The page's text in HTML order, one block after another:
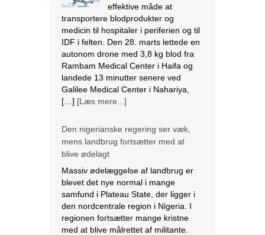
effektive måde at
transportere blodprodukter og
medicin til hospitaler i periferien og til
IDF i felten. Den 28. marts lettede en
autonom drone med 3,8 kg blod fra
Rambam Medical Center i Haifa og
landede 13 minutter senere ved
Galilee Medical Center i Nahariya,
[…] [Læs mere...]
Den nigerianske regering ser væk,
mens landbrug fortsætter med at
blive ødelagt
Massiv ødelæggelse af landbrug er
blevet det nye normal i mange
samfund i Plateau State, der ligger i
den nordcentrale region i Nigeria. I
regionen fortsætter mange kristne
med at blive målrettet af militante.